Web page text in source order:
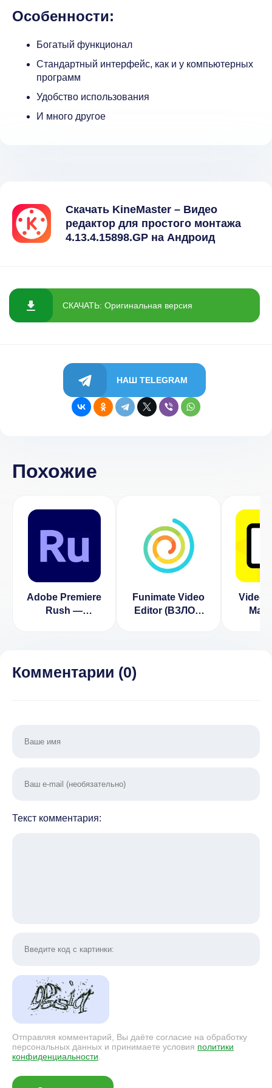
Особенности:
Богатый функционал
Стандартный интерфейс, как и у компьютерных
программ
Удобство использования
И много другое
Скачать KineMaster – Видео
редактор для простого монтажа
4.13.4.15898.GP на Андроид
СКАЧАТЬ: Оригинальная версия
НАШ TELEGRAM
Похожие
Adobe Premiere
Rush —
Funimate Video
Editor (ВЗЛОМ
Video
Комментарии (0)
Текст комментария:
Отправляя комментарий, Вы даёте согласие на обработку
персональных данных и принимаете условия политики
конфиденциальности